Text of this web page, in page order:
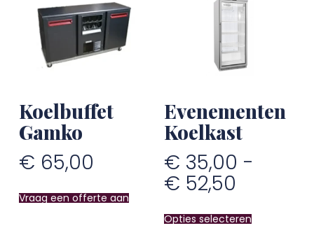
Koelbuffet
Gamko
€ 65,00
Vraag een offerte aan
Evenementen
Koelkast
€ 35,00 -
€ 52,50
Opties selecteren